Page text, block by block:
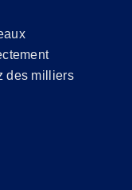
des milliers